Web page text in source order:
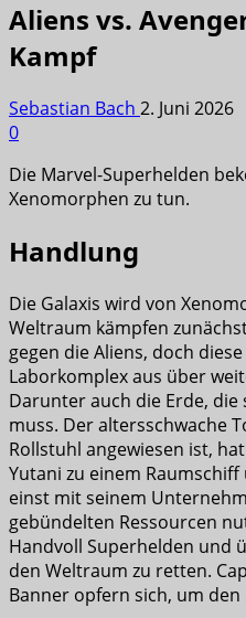
Aliens vs.
Kampf
Sebastian Bach 2. Juni 2026
0
Die Marvel-Superhelden
Xenomorphen zu tun.
Handlung
Die Galaxis wird von
Weltraum kämpfen
gegen die Aliens, doch
Laborkomplex aus über
Darunter auch die Erde,
muss. Der altersschwache
Rollstuhl angewiesen ist,
Yutani zu einem
einst mit seinem
gebündelten Ressourcen
Handvoll Superhelden und
den Weltraum zu retten.
Banner opfern sich, um den